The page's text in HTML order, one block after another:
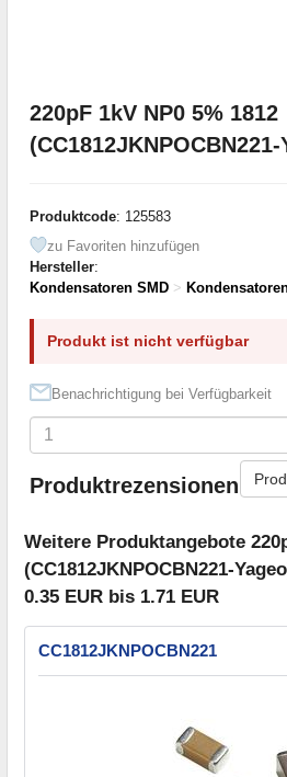
220pF 1kV NP0 5% 1812
(CC1812JKNPOCBN221-
Produktcode: 125583
zu Favoriten hinzufügen
Hersteller:
Kondensatoren SMD >
Produkt ist nicht verfügbar
Benachrichtigung bei Verfügbarkeit
Produktrezensionen
Weitere Produktangebote
(CC1812JKNPOCBN221-
0.35 EUR bis 1.71 EUR
CC1812JKNPOCBN221